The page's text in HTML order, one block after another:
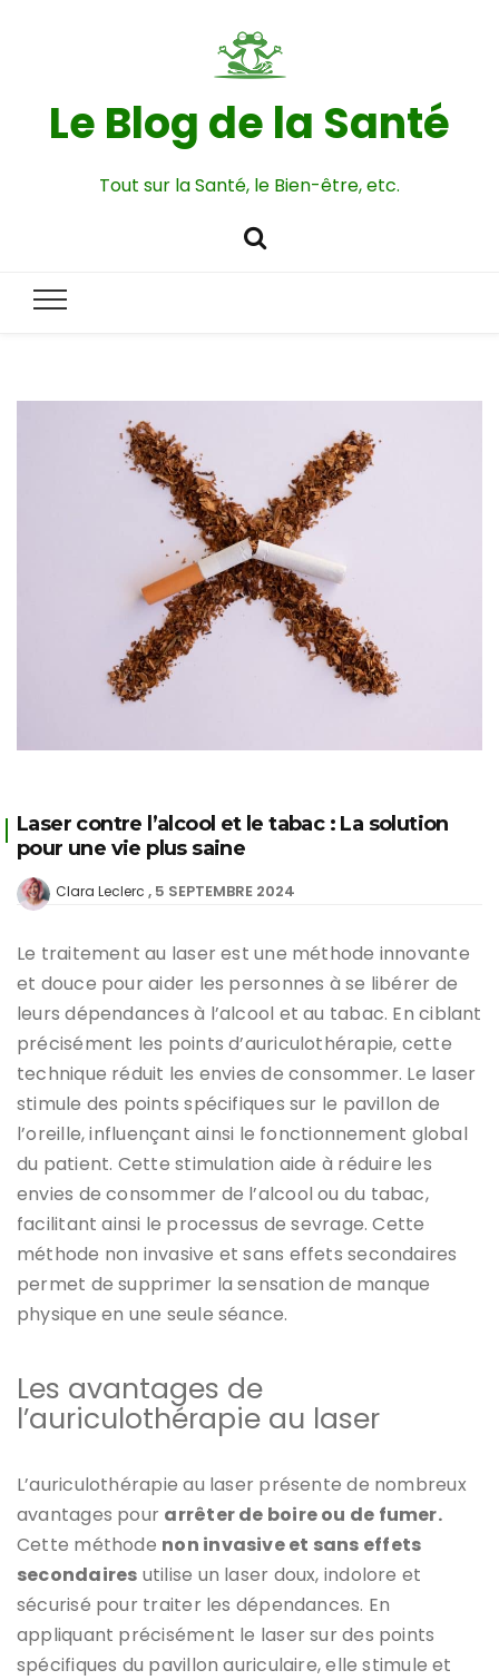
Le Blog de la Santé
Tout sur la Santé, le Bien-être, etc.
Laser contre l’alcool et le tabac : La solution
pour une vie plus saine
Clara Leclerc 5 SEPTEMBRE 2024
Le traitement au laser est une méthode innovante
et douce pour aider les personnes à se libérer de
leurs dépendances à l’alcool et au tabac. En ciblant
précisément les points d’auriculothérapie, cette
technique réduit les envies de consommer. Le laser
stimule des points spécifiques sur le pavillon de
l’oreille, influençant ainsi le fonctionnement global
du patient. Cette stimulation aide à réduire les
envies de consommer de l’alcool ou du tabac,
facilitant ainsi le processus de sevrage. Cette
méthode non invasive et sans effets secondaires
permet de supprimer la sensation de manque
physique en une seule séance.
Les avantages de
l’auriculothérapie au laser
L’auriculothérapie au laser présente de nombreux
avantages pour arrêter de boire ou de fumer.
Cette méthode non invasive et sans effets
secondaires utilise un laser doux, indolore et
sécurisé pour traiter les dépendances. En
appliquant précisément le laser sur des points
spécifiques du pavillon auriculaire, elle stimule et